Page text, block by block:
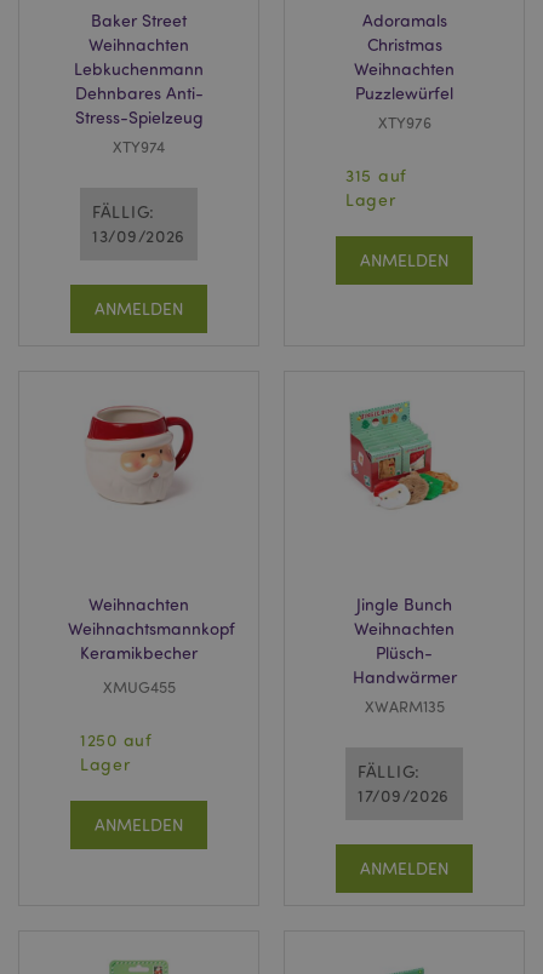
Baker Street
Weihnachten
Lebkuchenmann
Dehnbares Anti-
Stress-Spielzeug
XTY974
FÄLLIG:
13/09/2026
ANMELDEN
Adoramals
Christmas
Weihnachten
Puzzlewürfel
XTY976
315 auf
Lager
ANMELDEN
Weihnachten
Weihnachtsmannkopf
Keramikbecher
XMUG455
1250 auf
Lager
ANMELDEN
Jingle Bunch
Weihnachten
Plüsch-
Handwärmer
XWARM135
FÄLLIG:
17/09/2026
ANMELDEN